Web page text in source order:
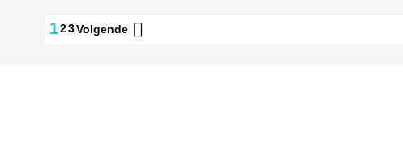
123Volgende 